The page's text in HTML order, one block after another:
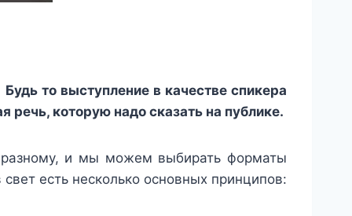
то выступление в качестве спикера
речь, которую надо сказать на публике.
и мы можем выбирать форматы
есть несколько основных принципов: